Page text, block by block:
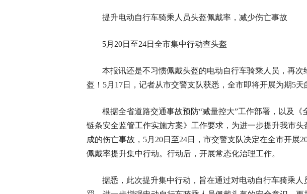
提升电动自行车骑乘人员头盔佩戴率，减少伤亡事故
5月20日至24日全市集中行动查头盔
本报讯还是不习惯佩戴头盔的电动自行车骑乘人员，再
盔！5月17日，记者从市交警支队获悉，全市即将开展为期5天
根据全省道路交通事故预防“减量控大”工作部署，以及《
链条安全监管工作实施方案》工作要求，为进一步提升我市
成的伤亡事故，5月20日至24日，市交警支队决定在全市开展
佩戴率提升集中行动。行动后，开展常态化治理工作。
据悉，此次提升集中行动，旨在通过对电动自行车骑乘